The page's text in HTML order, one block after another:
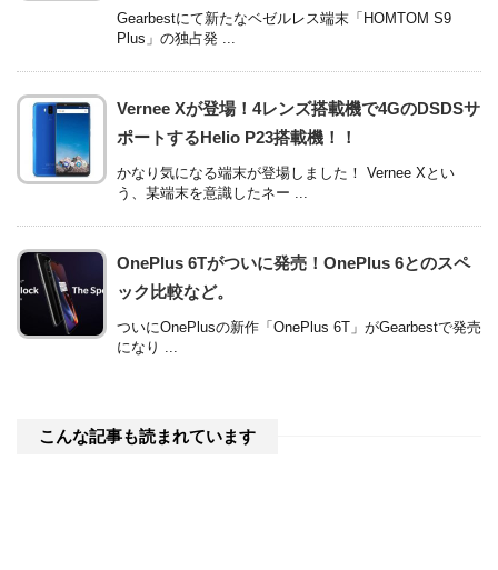
Gearbestにて新たなベゼルレス端末「HOMTOM S9
Plus」の独占発 ...
Vernee Xが登場！4レンズ搭載機で4GのDSDSサ
ポートするHelio P23搭載機！！
かなり気になる端末が登場しました！ Vernee Xとい
う、某端末を意識したネー ...
OnePlus 6Tがついに発売！OnePlus 6とのスペ
ック比較など。
ついにOnePlusの新作「OnePlus 6T」がGearbestで発売
になり ...
こんな記事も読まれています